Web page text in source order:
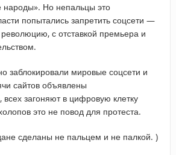
Но непальцы это
попытались запретить соцсети —
с отставкой премьера и
заблокировали мировые соцсети и
сайтов объявлены
всех загоняют в цифровую клетку
это не повод для протеста.
сделаны не пальцем и не палкой. )